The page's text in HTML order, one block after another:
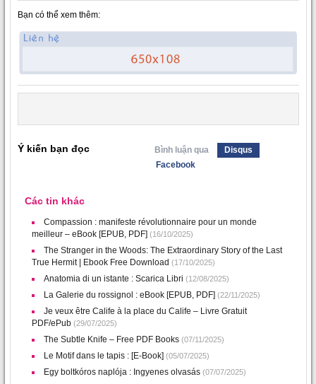
Bạn có thể xem thêm:
Ý kiến bạn đọc Bình luận qua
Disqus
Facebook
Các tin khác
Compassion : manifeste révolutionnaire pour un monde
meilleur – eBook [EPUB, PDF] (16/10/2025)
The Stranger in the Woods: The Extraordinary Story of the Last
True Hermit | Ebook Free Download (17/10/2025)
Anatomia di un istante : Scarica Libri (12/08/2025)
La Galerie du rossignol : eBook [EPUB, PDF] (22/11/2025)
Je veux être Calife à la place du Calife – Livre Gratuit
PDF/ePub (29/07/2025)
The Subtle Knife – Free PDF Books (07/11/2025)
Le Motif dans le tapis : [E-Book] (05/07/2025)
Egy boltkóros naplója : Ingyenes olvasás (07/07/2025)